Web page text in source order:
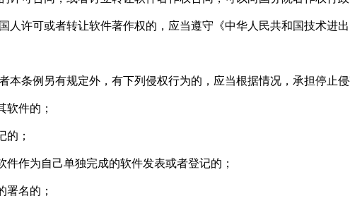
人许可或者转让软件著作权的，应当遵守《中华人民共和国技术进
本条例另有规定外，有下列侵权行为的，应当根据情况，承担停止
软件的；
的；
件作为自己单独完成的软件发表或者登记的；
署名的；